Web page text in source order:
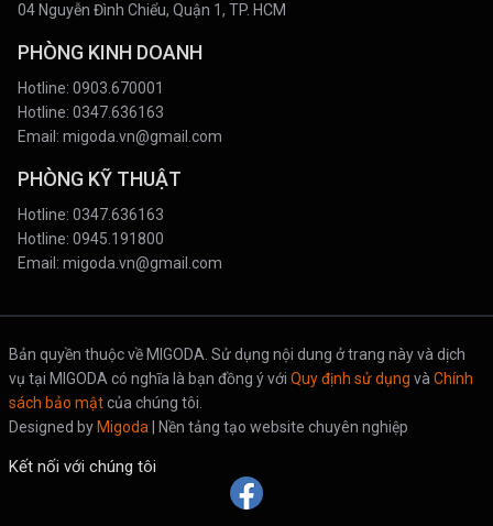
04 Nguyễn Đình Chiểu, Quận 1, TP. HCM
PHÒNG KINH DOANH
Hotline: 0903.670001
Hotline: 0347.636163
Email: migoda.vn@gmail.com
PHÒNG KỸ THUẬT
Hotline: 0347.636163
Hotline: 0945.191800
Email: migoda.vn@gmail.com
Bản quyền thuộc về MIGODA. Sử dụng nội dung ở trang này và dịch
vụ tại MIGODA có nghĩa là bạn đồng ý với Quy định sử dụng vàChính
sách bảo mậtcủa chúng tôi.
Designed by Migoda | Nền tảng tạo website chuyên nghiệp
Kết nối với chúng tôi